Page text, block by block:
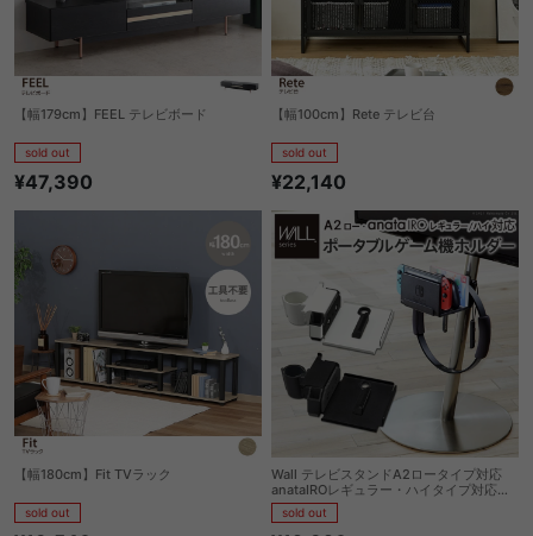
【幅179cm】FEEL テレビボード
sold out
¥47,390
【幅100cm】Rete テレビ台
sold out
¥22,140
【幅180cm】Fit TVラック
sold out
Wall テレビスタンドA2ロータイプ対応
anataIROレギュラー・ハイタイプ対応ポ
ータブルゲーム機ホルダー
sold out